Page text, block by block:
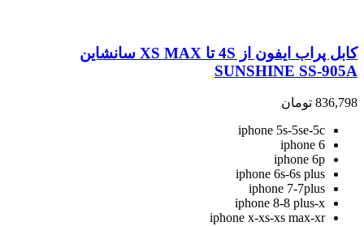
کابل پراب ایفون از 4S تا XS MAX سانشاین
SUNSHINE SS-905A
836,798 تومان
iphone 5s-5se-5c
iphone 6
iphone 6p
iphone 6s-6s plus
iphone 7-7plus
iphone 8-8 plus-x
iphone x-xs-xs max-xr